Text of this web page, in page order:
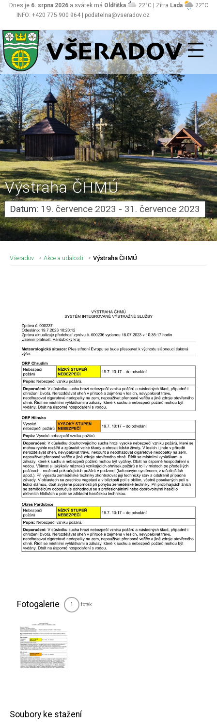
INFO: +420 775 900 964 | podatelna@vseradov.cz
Dnes je 6. srpna 2026a svátek má Oldřiška 22°C | Zítra Lada 22°C
Všeradov
Výstraha ČHMÚ
Datum: 19. července 2023 - 31. července 2023
Všeradov Akce a události Výstraha ČHMÚ
Fotogalerie 1 fotek
Soubory ke stažení